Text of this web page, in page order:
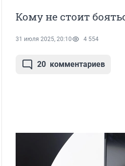
Кому не стоит
31 июля 2025, 20:10 4 554
20 комментариев